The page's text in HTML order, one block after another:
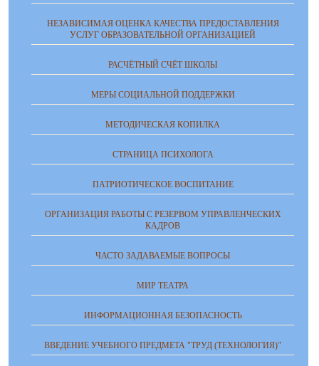
НЕЗАВИСИМАЯ ОЦЕНКА КАЧЕСТВА ПРЕДОСТАВЛЕНИЯ
УСЛУГ ОБРАЗОВАТЕЛЬНОЙ ОРГАНИЗАЦИЕЙ
РАСЧЁТНЫЙ СЧЁТ ШКОЛЫ
МЕРЫ СОЦИАЛЬНОЙ ПОДДЕРЖКИ
МЕТОДИЧЕСКАЯ КОПИЛКА
СТРАНИЦА ПСИХОЛОГА
ПАТРИОТИЧЕСКОЕ ВОСПИТАНИЕ
ОРГАНИЗАЦИЯ РАБОТЫ С РЕЗЕРВОМ УПРАВЛЕНЧЕСКИХ
КАДРОВ
ЧАСТО ЗАДАВАЕМЫЕ ВОПРОСЫ
МИР ТЕАТРА
ИНФОРМАЦИОННАЯ БЕЗОПАСНОСТЬ
ВВЕДЕНИЕ УЧЕБНОГО ПРЕДМЕТА "ТРУД (ТЕХНОЛОГИЯ)"